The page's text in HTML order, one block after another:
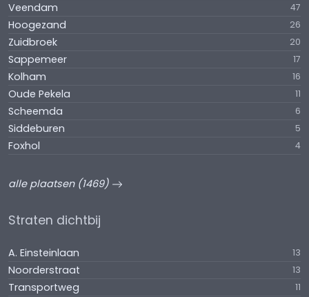
Veendam 47
Hoogezand 26
Zuidbroek 20
Sappemeer 17
Kolham 16
Oude Pekela 11
Scheemda 6
Siddeburen 5
Foxhol 4
alle plaatsen (1469)
Straten dichtbij
A. Einsteinlaan 13
Noorderstraat 13
Transportweg 11